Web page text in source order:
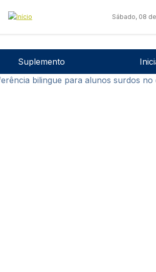
Sábado, 08
Suplemento
bilingue para alunos surdos